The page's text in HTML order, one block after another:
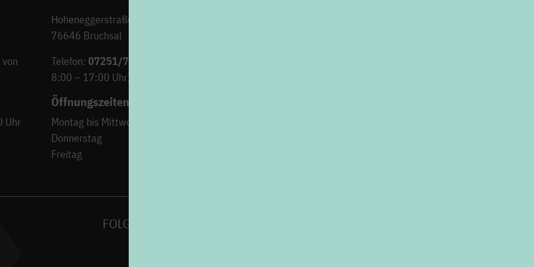
Uhr
Hoheneggerstraße 7
76646 Bruchsal
Telefon:07251/706-222
8:00 – 17:00 Uhr)
Öffnungszeiten
Montag bis Mittwoch
Donnerstag
Freitag
FOLGEN SIE UNS AUF